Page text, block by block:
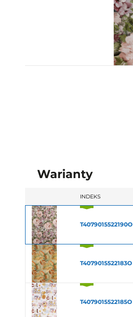
Warianty
INDEKS
T4079015522190O
T4079015522183O
T4079015522185O